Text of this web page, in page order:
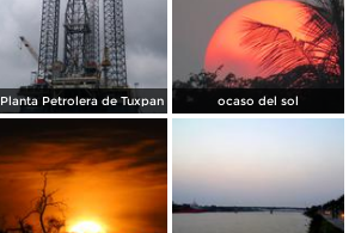
Planta Petrolera de Tuxpan ocaso del sol